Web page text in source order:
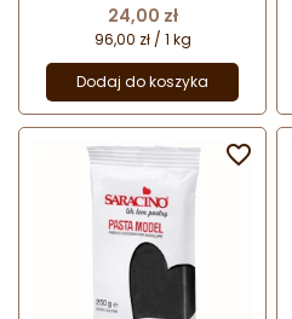
elastyczna
Cena
24,00 zł
96,00 zł / 1 kg
Dodaj do koszyka
